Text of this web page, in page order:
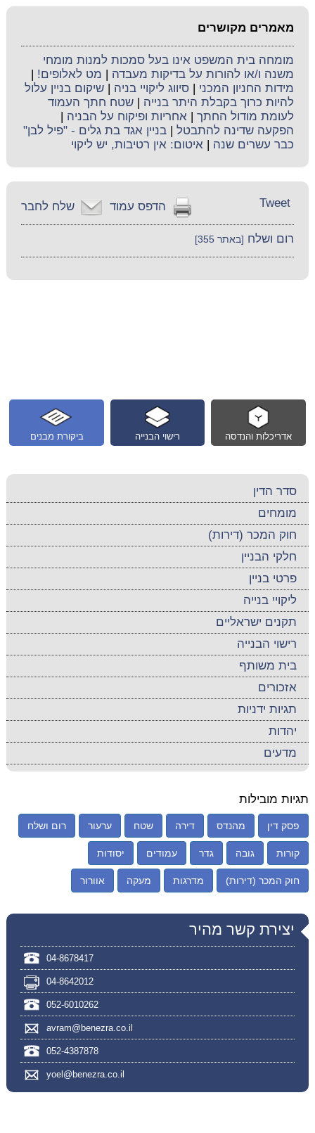
מאמרים מקושרים
מומחה בית המשפט אינו בעל סמכות למנות מומחי
משנה ו/או להורות על בדיקות מעבדה
מט לאלופים!
מידות החניון המכני |סיווג ליקויי בניה |שיקום בניין עלול
להיות כרוך בקבלת היתר בנייה |שטח חתך העמוד
לעומת מודול החתך |אחריות ופיקוח על הבניה
הפקעה שדינה להתבטל |בניין אגד בת גלים - "פיל לבן"
כבר עשרים שנה |איטום: אין רטיבות, יש ליקוי
שלח לחבר הדפס עמוד Tweet
רום ושלח [באתר 355]
ביקורת מבנים רישוי הבנייה אדריכלות והנדסה
סדר הדין
מומחים
חוק המכר (דירות)
חלקי הבניין
פרטי בניין
ליקויי בנייה
תקנים ישראליים
רישוי הבנייה
בית משותף
אזכורים
תגיות ידניות
יהדות
מדעים
תגיות מובילות
פסק דין מהנדס דירה שטח ערעור רום ושלח
קורות גובה גדר עמודים יסודות
חוק המכר (דירות) מדרגות מעקה אוורור
יצירת קשר מהיר
04-8678417
04-8642012
052-6010262
avram@benezra.co.il
052-4387878
yoel@benezra.co.il